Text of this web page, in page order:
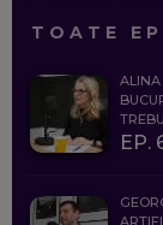
TOATE
ALINA
EP.